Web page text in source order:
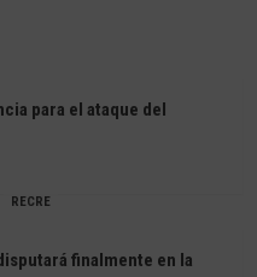
para el ataque del
RECRE
finalmente en la